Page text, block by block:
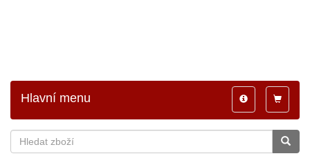
Toggle
Toggle
navigation
Hlavní menu